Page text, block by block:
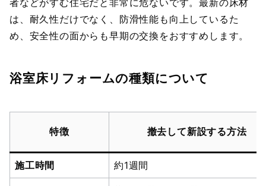
は、耐久性だけでなく、防滑性能も向上しているた
め、安全性の面からも早期の交換をおすすめします。
浴室床リフォームの種類について
特徴 撤去して新設する方法
施工時間 約1週間